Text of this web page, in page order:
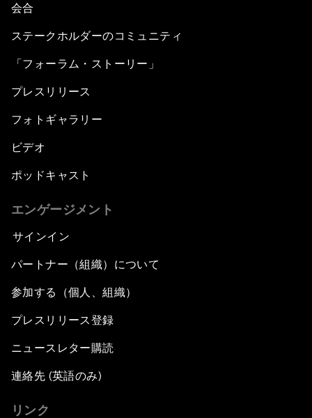
会合
ステークホルダーのコミュニティ
「フォーラム・ストーリー」
プレスリリース
フォトギャラリー
ビデオ
ポッドキャスト
エンゲージメント
サインイン
パートナー（組織）について
参加する（個人、組織）
プレスリリース登録
ニュースレター購読
連絡先 (英語のみ)
リンク